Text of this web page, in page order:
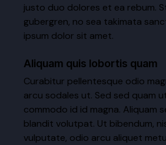
justo duo dolores et ea rebum.
gubergren, no sea takimata
ipsum dolor sit amet.
Aliquam quis lobortis quam
Curabitur pellentesque odio
arcu sodales ut. Sed sed quam
commodo id id magna. Aliquam
blandit volutpat. Ut bibendum,
vulputate, odio arcu aliquet